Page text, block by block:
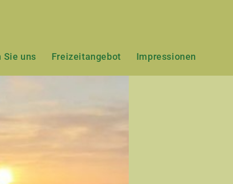
Sie uns Freizeitangebot Impressionen